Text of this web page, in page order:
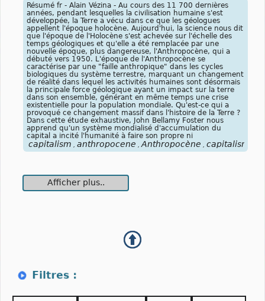
Résumé fr - Alain Vézina - Au cours des 11 700 dernières
années, pendant lesquelles la civilisation humaine s'est
développée, la Terre a vécu dans ce que les géologues
appellent l'époque holocène. Aujourd'hui, la science nous dit
que l'époque de l'Holocène s'est achevée sur l'échelle des
temps géologiques et qu'elle a été remplacée par une
nouvelle époque, plus dangereuse, l'Anthropocène, qui a
débuté vers 1950. L'époque de l'Anthropocène se
caractérise par une "faille anthropique" dans les cycles
biologiques du système terrestre, marquant un changement
de réalité dans lequel les activités humaines sont désormais
la principale force géologique ayant un impact sur la terre
dans son ensemble, générant en même temps une crise
existentielle pour la population mondiale. Qu'est-ce qui a
provoqué ce changement massif dans l'histoire de la Terre ?
Dans cette étude exhaustive, John Bellamy Foster nous
apprend qu'un système mondialisé d'accumulation du
capital a incité l'humanité à faire son propre ni
capitalism anthropocene Anthropocène capitalisme
Afficher plus..